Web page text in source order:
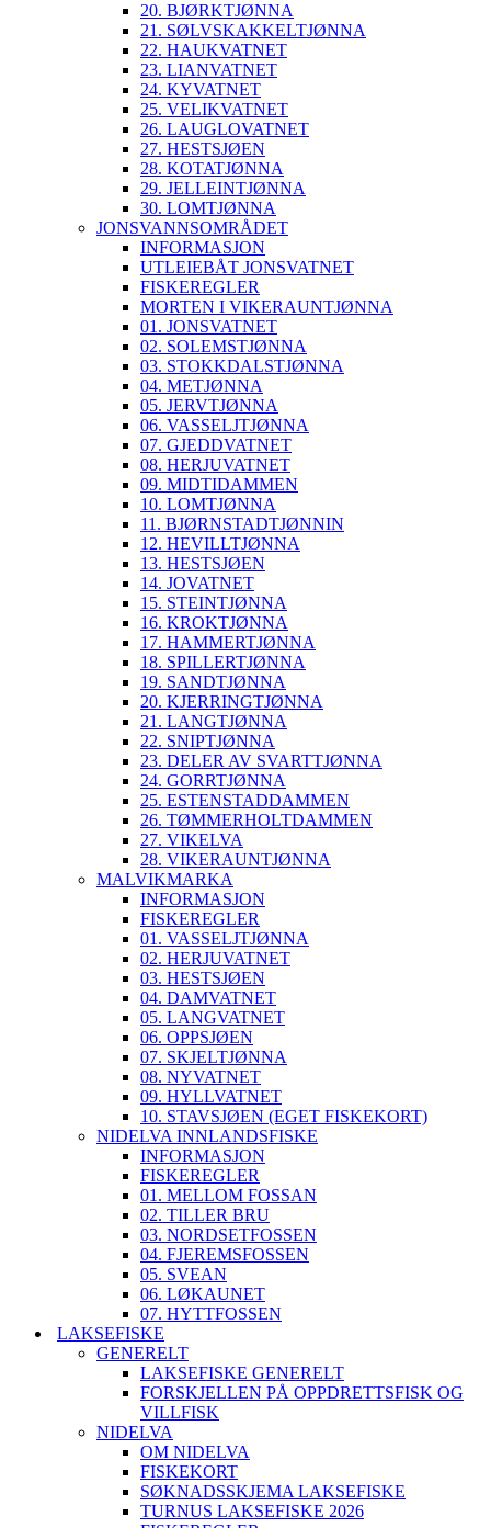
20. BJØRKTJØNNA
21. SØLVSKAKKELTJØNNA
22. HAUKVATNET
23. LIANVATNET
24. KYVATNET
25. VELIKVATNET
26. LAUGLOVATNET
27. HESTSJØEN
28. KOTATJØNNA
29. JELLEINTJØNNA
30. LOMTJØNNA
JONSVANNSOMRÅDET
INFORMASJON
UTLEIEBÅT JONSVATNET
FISKEREGLER
MORTEN I VIKERAUNTJØNNA
01. JONSVATNET
02. SOLEMSTJØNNA
03. STOKKDALSTJØNNA
04. METJØNNA
05. JERVTJØNNA
06. VASSELJTJØNNA
07. GJEDDVATNET
08. HERJUVATNET
09. MIDTIDAMMEN
10. LOMTJØNNA
11. BJØRNSTADTJØNNIN
12. HEVILLTJØNNA
13. HESTSJØEN
14. JOVATNET
15. STEINTJØNNA
16. KROKTJØNNA
17. HAMMERTJØNNA
18. SPILLERTJØNNA
19. SANDTJØNNA
20. KJERRINGTJØNNA
21. LANGTJØNNA
22. SNIPTJØNNA
23. DELER AV SVARTTJØNNA
24. GORRTJØNNA
25. ESTENSTADDAMMEN
26. TØMMERHOLTDAMMEN
27. VIKELVA
28. VIKERAUNTJØNNA
MALVIKMARKA
INFORMASJON
FISKEREGLER
01. VASSELJTJØNNA
02. HERJUVATNET
03. HESTSJØEN
04. DAMVATNET
05. LANGVATNET
06. OPPSJØEN
07. SKJELTJØNNA
08. NYVATNET
09. HYLLVATNET
10. STAVSJØEN (EGET FISKEKORT)
NIDELVA INNLANDSFISKE
INFORMASJON
FISKEREGLER
01. MELLOM FOSSAN
02. TILLER BRU
03. NORDSETFOSSEN
04. FJEREMSFOSSEN
05. SVEAN
06. LØKAUNET
07. HYTTFOSSEN
LAKSEFISKE
GENERELT
LAKSEFISKE GENERELT
FORSKJELLEN PÅ OPPDRETTSFISK OG
VILLFISK
NIDELVA
OM NIDELVA
FISKEKORT
SØKNADSSKJEMA LAKSEFISKE
TURNUS LAKSEFISKE 2026